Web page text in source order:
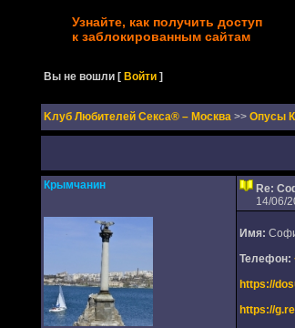
Узнайте, как получить доступ
к заблокированным сайтам
Вы не вошли [Войти ]
Kлуб Любителей Секса® – Москва >> Опусы
Крымчанин
Re:
14/06/
Имя:
Телефон:
https://
https://